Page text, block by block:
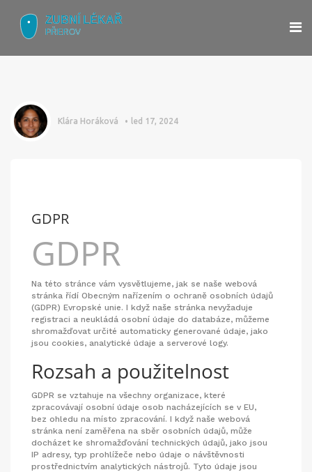
Klára Horáková led 17, 2024
GDPR
GDPR
Na této stránce vám vysvětlujeme, jak se naše webová
stránka řídí Obecným nařízením o ochraně osobních údajů
(GDPR) Evropské unie. I když naše stránka nevyžaduje
registraci a neukládá osobní údaje do databáze, můžeme
shromažďovat určité automaticky generované údaje, jako
jsou cookies, analytické údaje a serverové logy.
Rozsah a použitelnost
GDPR se vztahuje na všechny organizace, které
zpracovávají osobní údaje osob nacházejících se v EU,
bez ohledu na místo zpracování. I když naše webová
stránka není zaměřena na sběr osobních údajů, může
docházet ke shromažďování technických údajů, jako jsou
IP adresy, typ prohlížeče nebo údaje o návštěvnosti
prostřednictvím analytických nástrojů. Tyto údaje jsou